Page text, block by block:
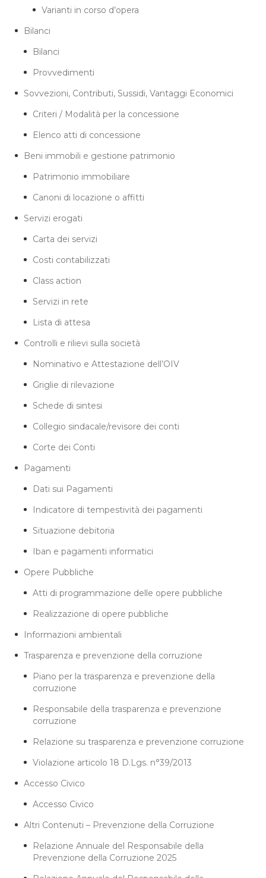
Varianti in corso d’opera
Bilanci
Bilanci
Provvedimenti
Sovvezioni, Contributi, Sussidi, Vantaggi Economici
Criteri / Modalità per la concessione
Elenco atti di concessione
Beni immobili e gestione patrimonio
Patrimonio immobiliare
Canoni di locazione o affitti
Servizi erogati
Carta dei servizi
Costi contabilizzati
Class action
Servizi in rete
Lista di attesa
Controlli e rilievi sulla società
Nominativo e Attestazione dell’OIV
Griglie di rilevazione
Schede di sintesi
Collegio sindacale/revisore dei conti
Corte dei Conti
Pagamenti
Dati sui Pagamenti
Indicatore di tempestività dei pagamenti
Situazione debitoria
Iban e pagamenti informatici
Opere Pubbliche
Atti di programmazione delle opere pubbliche
Realizzazione di opere pubbliche
Informazioni ambientali
Trasparenza e prevenzione della corruzione
Piano per la trasparenza e prevenzione della
corruzione
Responsabile della trasparenza e prevenzione
corruzione
Relazione su trasparenza e prevenzione corruzione
Violazione articolo 18 D.Lgs. n°39/2013
Accesso Civico
Accesso Civico
Altri Contenuti – Prevenzione della Corruzione
Relazione Annuale del Responsabile della
Prevenzione della Corruzione 2025